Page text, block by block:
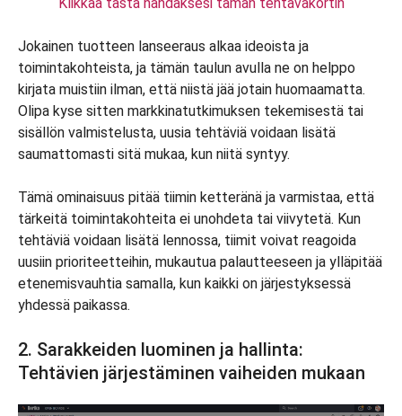
Jokainen tuotteen lanseeraus alkaa ideoista ja
toimintakohteista, ja tämän taulun avulla ne on helppo
kirjata muistiin ilman, että niistä jää jotain huomaamatta.
Olipa kyse sitten markkinatutkimuksen tekemisestä tai
sisällön valmistelusta, uusia tehtäviä voidaan lisätä
saumattomasti sitä mukaa, kun niitä syntyy.
Tämä ominaisuus pitää tiimin ketteränä ja varmistaa, että
tärkeitä toimintakohteita ei unohdeta tai viivytetä. Kun
tehtäviä voidaan lisätä lennossa, tiimit voivat reagoida
uusiin prioriteetteihin, mukautua palautteeseen ja ylläpitää
etenemisvauhtia samalla, kun kaikki on järjestyksessä
yhdessä paikassa.
2. Sarakkeiden luominen ja hallinta:
Tehtävien järjestäminen vaiheiden mukaan